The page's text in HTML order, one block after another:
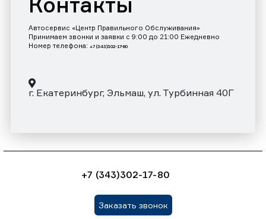
Автосервис «Центр Правильного Обслуживания»
Принимаем звонки и заявки с 9:00 до 21:00 Ежедневно
Номер телефона: +7 (343)302-17-80
г. Екатеринбург, Эльмаш, ул. Турбинная 40Г
+7 (343)302-17-80
Заказать звонок